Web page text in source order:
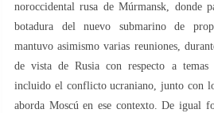
noroccidental rusa de Múrmansk, donde
botadura del nuevo submarino de
mantuvo asimismo varias reuniones,
de vista de Rusia con respecto a
incluido el conflicto ucraniano, junto con
aborda Moscú en ese contexto. De igual